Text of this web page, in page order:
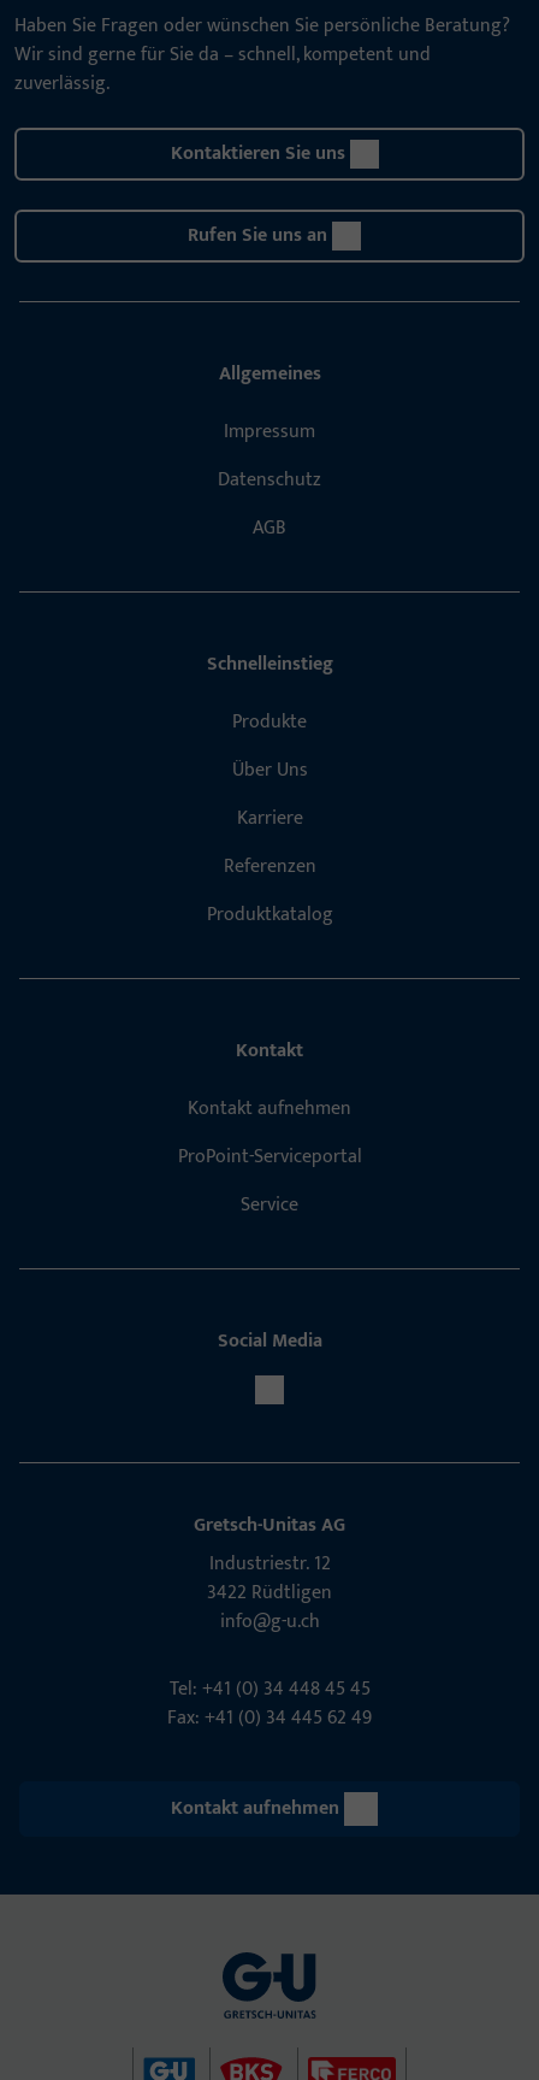
Haben Sie Fragen oder wünschen Sie persönliche Beratung?
Wir sind gerne für Sie da – schnell, kompetent und
zuverlässig.
Kontaktieren Sie uns
Rufen Sie uns an
Allgemeines
Impressum
Datenschutz
AGB
Schnelleinstieg
Produkte
Über Uns
Karriere
Referenzen
Produktkatalog
Kontakt
Kontakt aufnehmen
ProPoint-Serviceportal
Service
Social Media
Gretsch-Unitas AG
Indu­s­triestr. 12
3422 Rüdt­ligen
info@g-u.ch
Tel: +41 (0) 34 448 45 45
Fax: +41 (0) 34 445 62 49
Kontakt aufnehmen